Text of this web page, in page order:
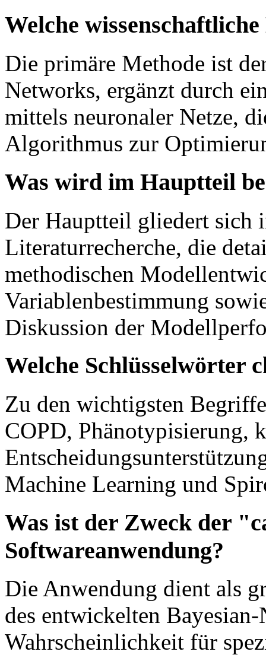
Welche
Die primäre Methode ist
Networks, ergänzt durch
mittels neuronaler Netze,
Algorithmus zur
Was wird im Hauptteil
Der Hauptteil gliedert sich
Literaturrecherche, die
methodischen
Variablenbestimmung
Diskussion der
Welche Schlüsselwörter
Zu den wichtigsten
COPD, Phänotypisierung,
Machine Learning und
Was ist der Zweck der
Softwareanwendung?
Die Anwendung dient als
des entwickelten
Wahrscheinlichkeit für